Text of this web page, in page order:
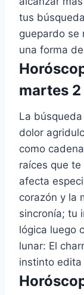
tus
guepardo se
una forma
martes
La
dolor
como
raíces que
afecta
corazón y la
sincronía; tu
lógica luego
lunar: El
instinto